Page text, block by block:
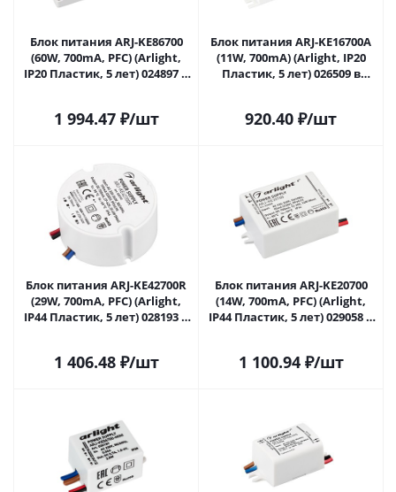
Блок питания ARJ-KE86700
(60W, 700mA, PFC) (Arlight,
IP20 Пластик, 5 лет) 024897 в
1 994.47₽/шт
Блок питания ARJ-KE16700A
(11W, 700mA) (Arlight, IP20
Пластик, 5 лет) 026509 в
920.40 ₽/шт
Блок питания ARJ-KE42700R
(29W, 700mA, PFC) (Arlight,
IP44 Пластик, 5 лет) 028193 в
1 406.48₽/шт
Блок питания ARJ-KE20700
(14W, 700mA, PFC) (Arlight,
IP44 Пластик, 5 лет) 029058 в
1 100.94₽/шт